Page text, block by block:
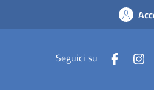
Seguici su